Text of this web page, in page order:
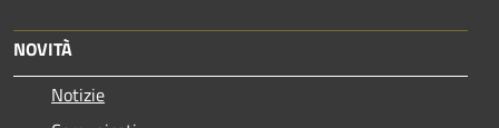
NOVITÀ
Notizie